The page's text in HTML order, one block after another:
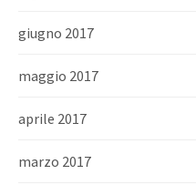
giugno 2017
maggio 2017
aprile 2017
marzo 2017